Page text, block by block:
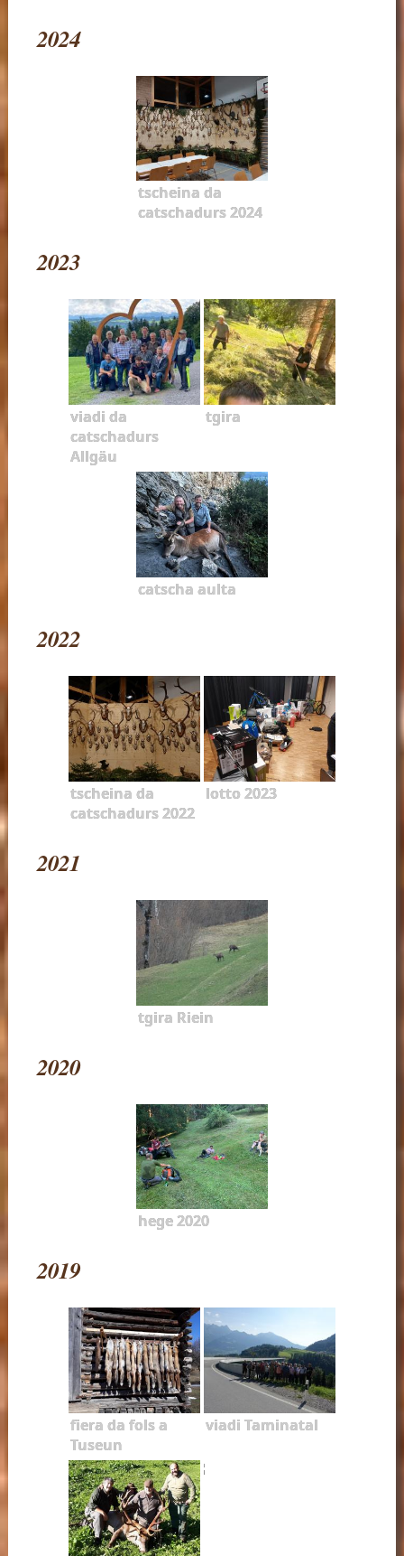
2024
tscheina da
catschadurs 2024
2023
viadi da
catschadurs
Allgäu
tgira
catscha aulta
2022
tscheina da
catschadurs 2022
lotto 2023
2021
tgira Riein
2020
hege 2020
2019
fiera da fols a
Tuseun
viadi Taminatal